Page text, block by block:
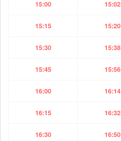
15:00 15:02
15:15 15:20
15:30 15:38
15:45 15:56
16:00 16:14
16:15 16:32
16:30 16:50